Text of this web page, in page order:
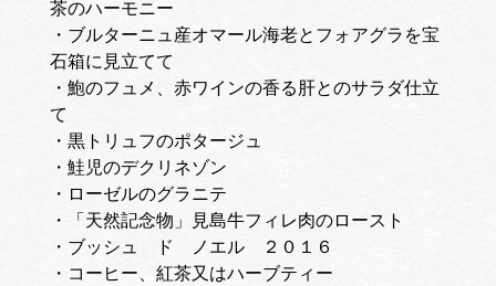
茶のハーモニー
・ブルターニュ産オマール海老とフォアグラを宝
石箱に見立てて
・鮑のフュメ、赤ワインの香る肝とのサラダ仕立
て
・黒トリュフのポタージュ
・鮭児のデクリネゾン
・ローゼルのグラニテ
・「天然記念物」見島牛フィレ肉のロースト
・ブッシュ ド ノエル ２０１６
・コーヒー、紅茶又はハーブティー